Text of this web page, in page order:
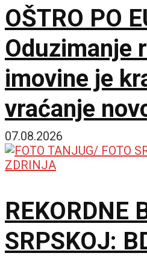
OŠTRO PO
Oduzimanje
imovine je
vraćanje
omogućilo
Ukrajini
07.08.2026
REKORDNE
SRPSKOJ: